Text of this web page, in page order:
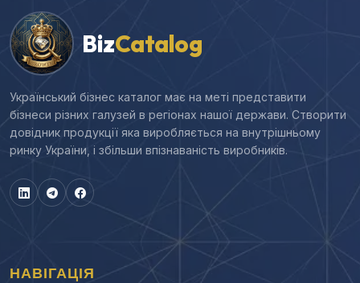
BizCatalog
Український бізнес каталог має на меті представити
бізнеси різних галузей в регіонах нашої держави. Створити
довідник продукції яка виробляється на внутрішньому
ринку України, і збільши впізнаваність виробників.
НАВІГАЦІЯ